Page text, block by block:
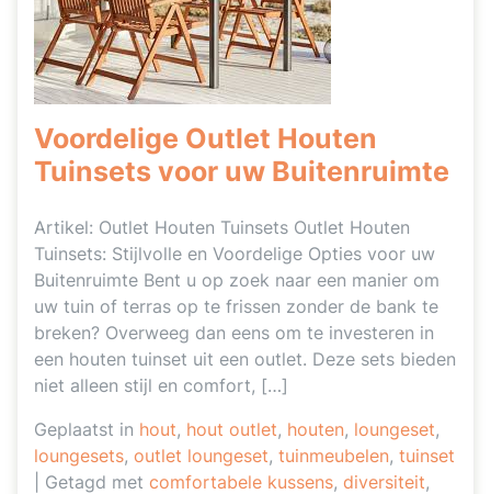
Voordelige Outlet Houten
Tuinsets voor uw Buitenruimte
Artikel: Outlet Houten Tuinsets Outlet Houten
Tuinsets: Stijlvolle en Voordelige Opties voor uw
Buitenruimte Bent u op zoek naar een manier om
uw tuin of terras op te frissen zonder de bank te
breken? Overweeg dan eens om te investeren in
een houten tuinset uit een outlet. Deze sets bieden
niet alleen stijl en comfort, […]
Geplaatst in hout, hout outlet, houten, loungeset,
loungesets, outlet loungeset, tuinmeubelen, tuinset
Getagd met comfortabele kussens, diversiteit,